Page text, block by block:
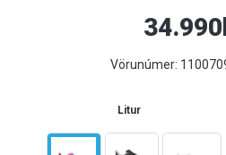
Vörunúmer:
Litur